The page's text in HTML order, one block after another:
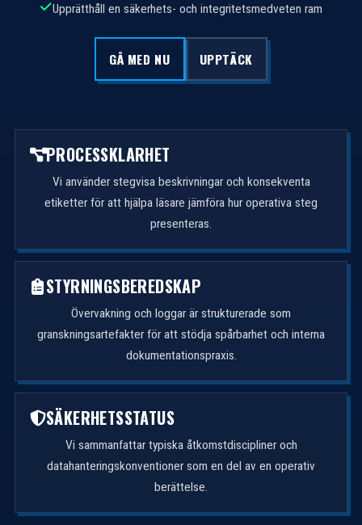
Upprätthåll en säkerhets- och integritetsmedveten ram
GÅ MED NU UPPTÄCK
PROCESSKLARHET
Vi använder stegvisa beskrivningar och konsekventa
etiketter för att hjälpa läsare jämföra hur operativa steg
presenteras.
STYRNINGSBEREDSKAP
Övervakning och loggar är strukturerade som
granskningsartefakter för att stödja spårbarhet och interna
dokumentationspraxis.
SÄKERHETSSTATUS
Vi sammanfattar typiska åtkomstdiscipliner och
datahanteringskonventioner som en del av en operativ
berättelse.